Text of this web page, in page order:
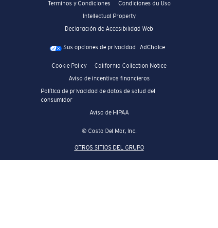
Terminos y Condiciones
Condiciones du Uso
Intellectual Property
Declaración de Accesibilidad Web
Sus opciones de privacidad AdChoice
Cookie Policy
California Collection Notice
Aviso de incentivos financieros
Política de privacidad de datos de salud del
consumidor
Aviso de HIPAA
© Costa Del Mar, Inc.
OTROS SITIOS DEL GRUPO